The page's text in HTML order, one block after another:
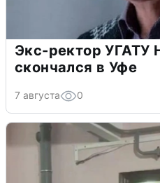
Экс-ректор УГАТУ
скончался в Уфе
7 августа 0